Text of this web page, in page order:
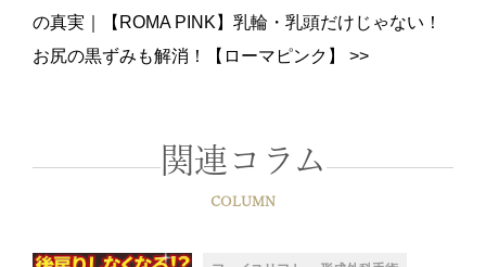
の真実
【ROMA PINK】乳輪・乳頭だけじゃない！
お尻の黒ずみも解消！【ローマピンク】 >>
関連コラム
COLUMN